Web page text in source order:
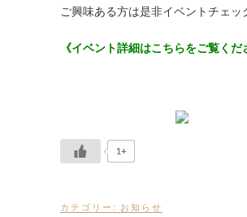
ご興味ある方は是非イベントチェッ
《イベント詳細はこちらをご覧くだ
1+
カテゴリー: お知らせ